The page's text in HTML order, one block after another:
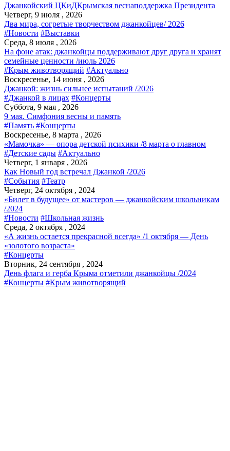
Джанкойский ЦКиДКрымская веснаподдержка Президента
Четверг, 9 июля , 2026
Два мира, согретые творчеством джанкойцев/ 2026
#Новости #Выставки
Среда, 8 июля , 2026
На фоне атак: джанкойцы поддерживают друг друга и хранят
семейные ценности /июль 2026
#Крым животворящий #Актуально
Воскресенье, 14 июня , 2026
Джанкой: жизнь сильнее испытаний /2026
#Джанкой в лицах #Концерты
Суббота, 9 мая , 2026
9 мая. Симфония весны и память
#Память #Концерты
Воскресенье, 8 марта , 2026
«Мамочка» — опора детской психики /8 марта о главном
#Детские сады #Актуально
Четверг, 1 января , 2026
Как Новый год встречал Джанкой /2026
#События #Театр
Четверг, 24 октября , 2024
«Билет в будущее» от мастеров — джанкойским школьникам
/2024
#Новости #Школьная жизнь
Среда, 2 октября , 2024
«А жизнь остается прекрасной всегда» /1 октября — День
«золотого возраста»
#Концерты
Вторник, 24 сентября , 2024
День флага и герба Крыма отметили джанкойцы /2024
#Концерты #Крым животворящий